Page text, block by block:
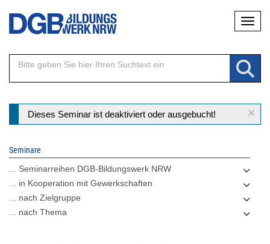
Direkt
Inhalt
×
Statusmeldung
Dieses Seminar ist deaktiviert oder ausgebucht!
Seminare
... Seminarreihen DGB-Bildungswerk NRW
... in Kooperation mit Gewerkschaften
... nach Zielgruppe
... nach Thema